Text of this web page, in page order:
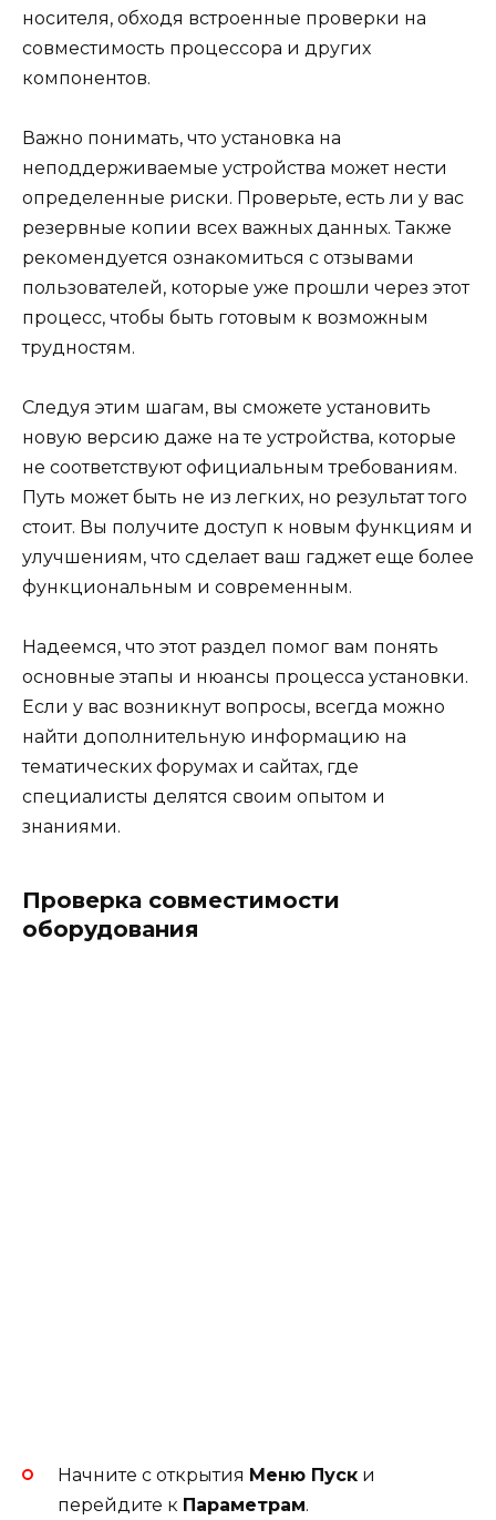
носителя, обходя встроенные проверки на
совместимость процессора и других
компонентов.
Важно понимать, что установка на
неподдерживаемые устройства может нести
определенные риски. Проверьте, есть ли у вас
резервные копии всех важных данных. Также
рекомендуется ознакомиться с отзывами
пользователей, которые уже прошли через этот
процесс, чтобы быть готовым к возможным
трудностям.
Следуя этим шагам, вы сможете установить
новую версию даже на те устройства, которые
не соответствуют официальным требованиям.
Путь может быть не из легких, но результат того
стоит. Вы получите доступ к новым функциям и
улучшениям, что сделает ваш гаджет еще более
функциональным и современным.
Надеемся, что этот раздел помог вам понять
основные этапы и нюансы процесса установки.
Если у вас возникнут вопросы, всегда можно
найти дополнительную информацию на
тематических форумах и сайтах, где
специалисты делятся своим опытом и
знаниями.
Проверка совместимости
оборудования
Начните с открытия Меню Пуск и
перейдите к Параметрам.